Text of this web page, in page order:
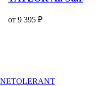
от 9 395 ₽
NETOLERANT